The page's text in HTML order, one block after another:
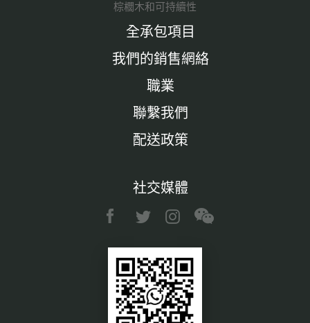
棕櫚木和可持續性
全承包項目
我們的銷售網絡
職業
聯繫我們
配送政策
社交媒體